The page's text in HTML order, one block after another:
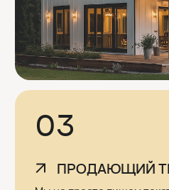
получить
предложение
Напишите, чтобы